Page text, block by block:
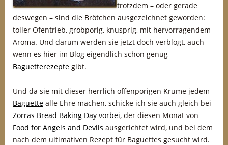
trotzdem – oder gerade
deswegen – sind die Brötchen ausgezeichnet geworden:
toller Ofentrieb, grobporig, knusprig, mit hervorragendem
Aroma. Und darum werden sie jetzt doch verblogt, auch
wenn es hier im Blog eigendlich schon genug
Baguetterezepte gibt.
Und da sie mit dieser herrlich offenporigen Krume jedem
Baguette alle Ehre machen, schicke ich sie auch gleich bei
Zorras Bread Baking Day vorbei, der diesen Monat von
Food for Angels and Devils ausgerichtet wird, und bei dem
nach dem ultimativen Rezept für Baguettes gesucht wird.